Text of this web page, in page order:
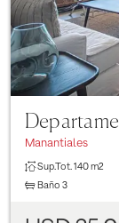
Manantiales
Sup.Tot. 140 m2
Baño 3